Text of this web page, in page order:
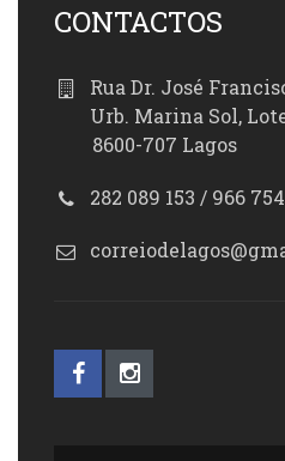
CONTACTOS
Rua Dr. José
Urb. Marina Sol, Lote
8600-707 Lagos
282 089 153 / 966